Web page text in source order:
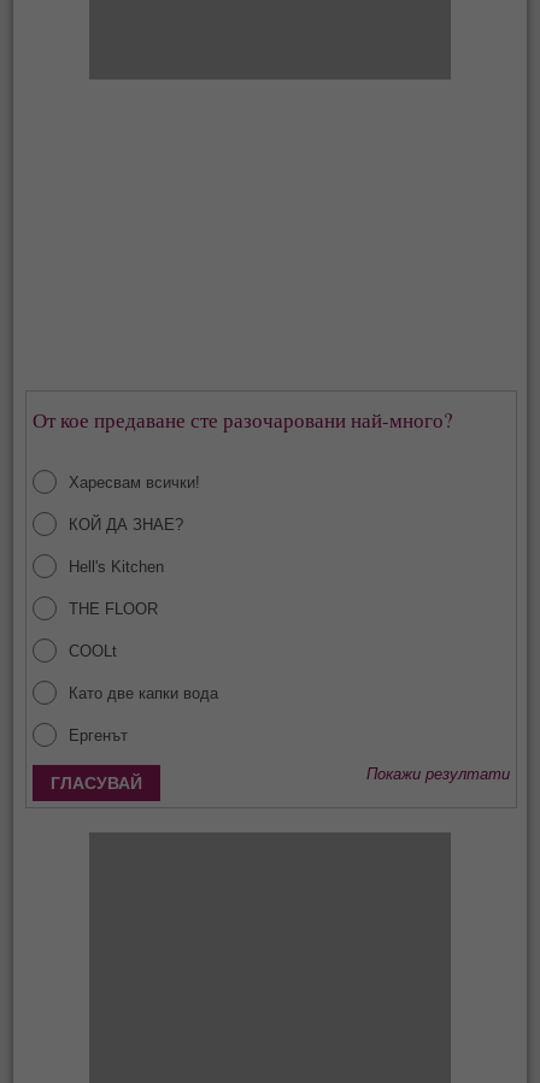
От кое предаване сте разочаровани най-много?
Харесвам всички!
КОЙ ДА ЗНАЕ?
Hell's Kitchen
THE FLOOR
COOLt
Като две капки вода
Ергенът
Покажи резултати